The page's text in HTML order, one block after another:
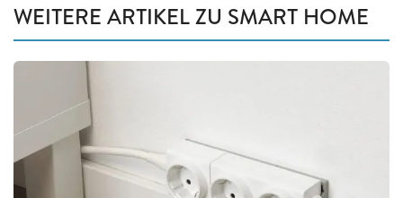
WEITERE ARTIKEL ZU SMART HOME